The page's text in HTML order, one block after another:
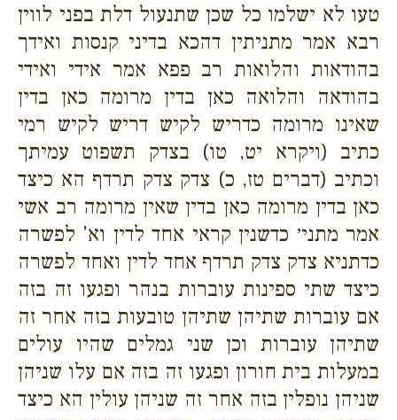
טעו לא ישלמו כל שכן שתנעול דלת בפני לווין
רבא אמר מתניתין דהכא בדיני קנסות ואידך
בהודאות והלואות רב פפא אמר אידי ואידי
בהודאה והלואה כאן בדין מרומה כאן בדין
שאינו מרומה כדריש לקיש דריש לקיש רמי
כתיב (ויקרא יט, טו) בצדק תשפוט עמיתך
וכתיב (דברים טז, כ) צדק צדק תרדף הא כיצד
כאן בדין מרומה כאן בדין שאין מרומה רב אשי
אמר מתני׳ כדשנין קראי אחד לדין וא' לפשרה
כדתניא צדק צדק תרדף אחד לדין ואחד לפשרה
כיצד שתי ספינות עוברות בנהר ופגעו זה בזה
אם עוברות שתיהן שתיהן טובעות בזה אחר זה
שתיהן עוברות וכן שני גמלים שהיו עולים
במעלות בית חורון ופגעו זה בזה אם עלו שניהן
שניהן נופלין בזה אחר זה שניהן עולין הא כיצד